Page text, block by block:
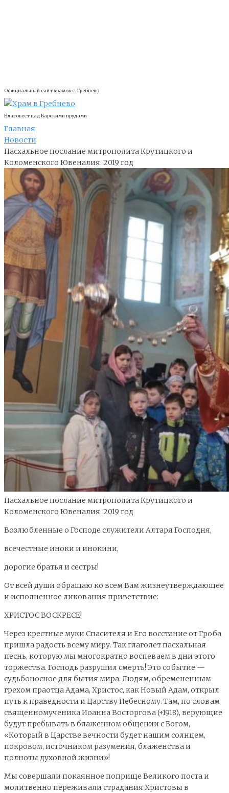
Официальный сайт храмов с. Гребнево
Благовест над Барскими прудами
Главная
Новости
Пасхальное послание митрополита Крутицкого и
Коломенского Ювеналия. 2019 год
Пасхальное послание митрополита Крутицкого и
Коломенского Ювеналия. 2019 год
Возлюбленные о Господе служители Алтаря Господня,
всечестные иноки и инокини,
дорогие братья и сестры!
От всей души обращаю ко всем Вам жизнеутверждающее
и исполненное ликования приветствие:
ХРИСТОС ВОСКРЕСЕ!
Через крестные муки Спасителя и Его восстание от Гроба
пришла радость всему миру. Так глаголет пасхальная
песнь, которую мы многократно воспеваем в дни этого
торжества. Господь разрушил смерть! Это событие —
судьбоносное для бытия мира. Людям, обремененным
грехом праотца Адама, Христос, как Новый Адам, открыл
путь к праведности и Царству Небесному. Там, по словам
священномученика Иоанна Восторгова (+1918), верующие
будут пребывать в блаженном общении с Богом,
«Который в Царстве вечности будет нашим солнцем,
покровом, источником разумения, блаженства и
полноты духовной жизни»!
Мы совершали покаянное поприще Великого поста и
молитвенно переживали страдания Христовы в